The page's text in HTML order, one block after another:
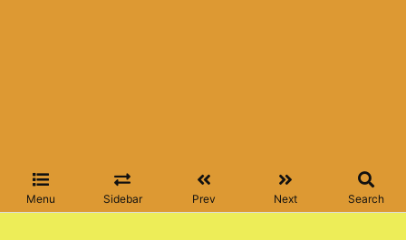
Menu Sidebar Prev Next Search